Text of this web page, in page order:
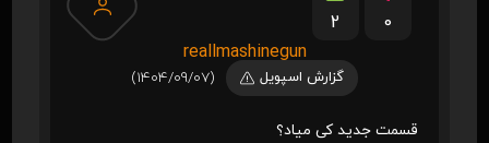
2
0
reallmashinegun
گزارش اسپویل (1404/09/07)
قسمت جدید کی میاد؟